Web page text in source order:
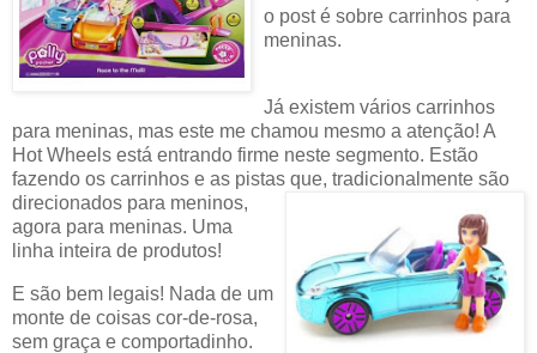
o post é sobre carrinhos para
meninas.
Já existem vários carrinhos
para meninas, mas este me chamou mesmo a atenção! A
Hot Wheels está entrando firme neste segmento. Estão
fazendo os carrinhos e as pistas que, tradicionalmente são
direcionados para meninos,
agora para meninas. Uma
linha inteira de produtos!
E são bem legais! Nada de um
monte de coisas cor-de-rosa,
sem graça e comportadinho.